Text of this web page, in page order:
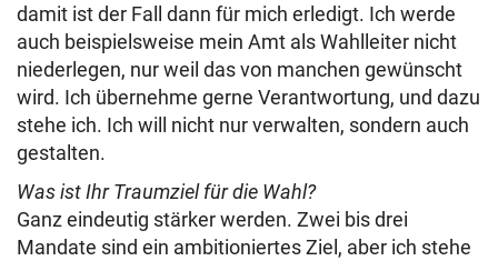
damit ist der Fall dann für mich erledigt. Ich werde
auch beispielsweise mein Amt als Wahlleiter nicht
niederlegen, nur weil das von manchen gewünscht
wird. Ich übernehme gerne Verantwortung, und dazu
stehe ich. Ich will nicht nur verwalten, sondern auch
gestalten.
Was ist Ihr Traumziel für die Wahl?
Ganz eindeutig stärker werden. Zwei bis drei
Mandate sind ein ambitioniertes Ziel, aber ich stehe